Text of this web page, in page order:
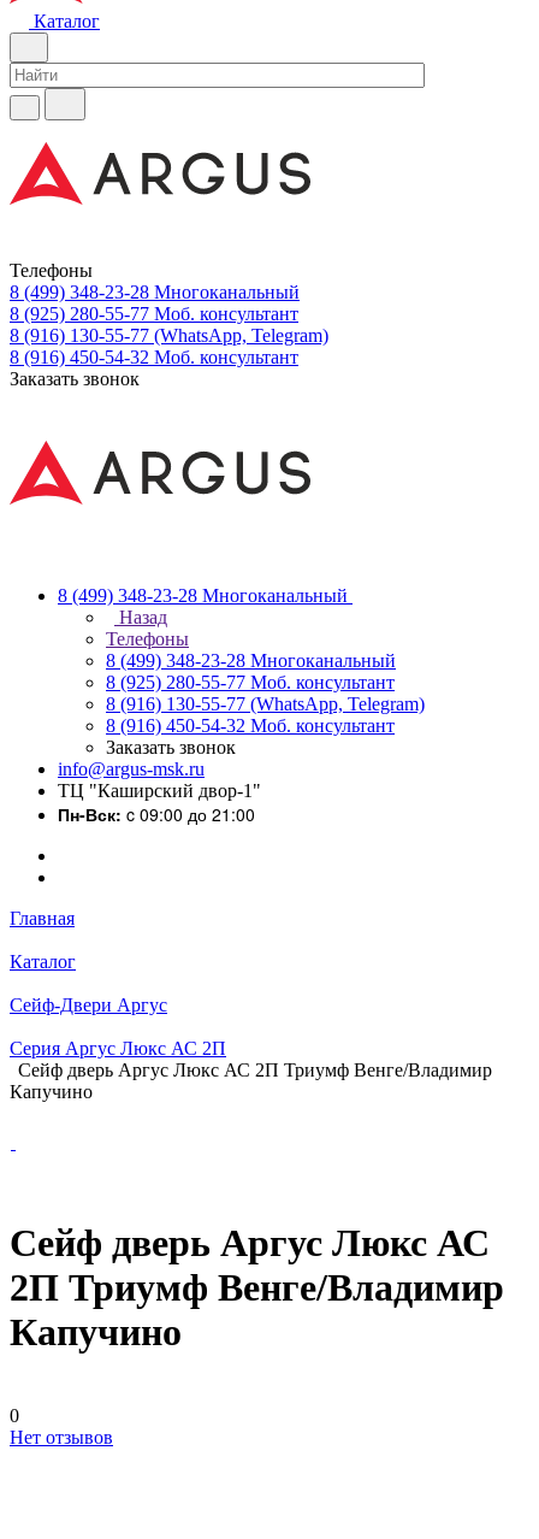
Каталог
Телефоны
8 (499) 348-23-28 Многоканальный
8 (925) 280-55-77 Моб. консультант
8 (916) 130-55-77 (WhatsApp, Telegram)
8 (916) 450-54-32 Моб. консультант
Заказать звонок
8 (499) 348-23-28 Многоканальный
Назад
Телефоны
8 (499) 348-23-28 Многоканальный
8 (925) 280-55-77 Моб. консультант
8 (916) 130-55-77 (WhatsApp, Telegram)
8 (916) 450-54-32 Моб. консультант
Заказать звонок
info@argus-msk.ru
ТЦ "Каширский двор-1"
Пн-Вск: c 09:00 до 21:00
Главная
Каталог
Сейф-Двери Аргус
Серия Аргус Люкс АС 2П
Сейф дверь Аргус Люкс АС 2П Триумф Венге/Владимир
Капучино
Сейф дверь Аргус Люкс АС
2П Триумф Венге/Владимир
Капучино
0
Нет отзывов